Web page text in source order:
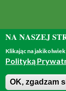
NA NASZEJ
Klikając na
Polityką
OK, zgadzam